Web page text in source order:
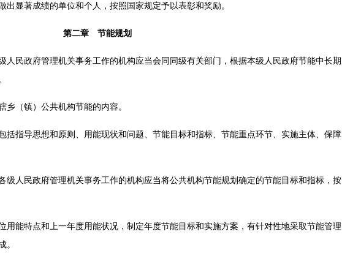
著成绩的单位和个人，按照国家规定予以表彰和奖励。
第二章 节能规划
政府管理机关事务工作的机构应当会同同级有关部门，根据本级人民政府节能中长期
（镇）公共机构节能的内容。
导思想和原则、用能现状和问题、节能目标和指标、节能重点环节、实施主体、保障
民政府管理机关事务工作的机构应当将公共机构节能规划确定的节能目标和指标，按
特点和上一年度用能状况，制定年度节能目标和实施方案，有针对性地采取节能管理
。